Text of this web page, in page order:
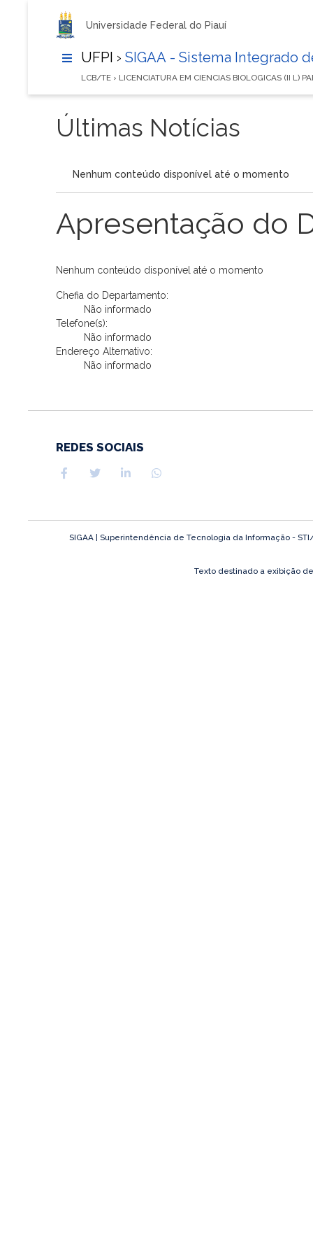
Universidade Federal do Piauí
UFPI › SIGAA - Sistema Integrado
LCB/TE › LICENCIATURA EM CIENCIAS BIOLOGICAS (II L)
Últimas Notícias
Nenhum conteúdo disponível até o momento
Apresentação do
Nenhum conteúdo disponível até o momento
Chefia do Departamento:
Não informado
Telefone(s):
Não informado
Endereço Alternativo:
Não informado
REDES SOCIAIS
SIGAA | Superintendência de Tecnologia da Informação -
Texto destinado a exibição